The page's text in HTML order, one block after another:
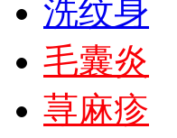
洗纹身
毛囊炎
荨麻疹